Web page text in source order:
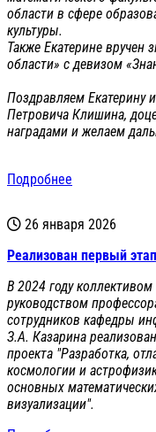
области в сфере
культуры.
Также Екатерине вручен
области» с девизом
Поздравляем Екатерину
Петровича Клишина,
наградами и желаем
Подробнее
26 января 2026
Реализован первый
В 2024 году
руководством
сотрудников кафедры
З.А. Казарина
проекта "Разработка,
космологии и
основных
визуализации".